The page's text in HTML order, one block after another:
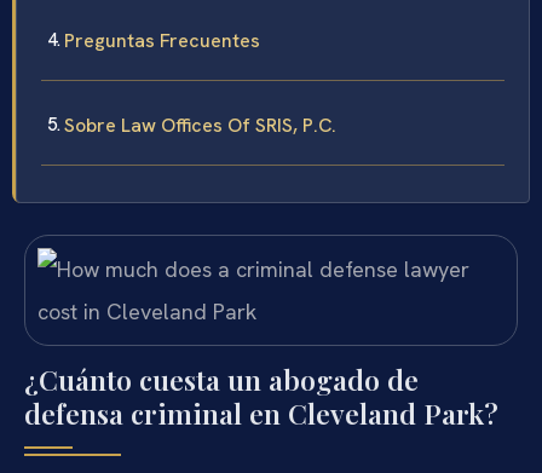
Preguntas Frecuentes
Sobre Law Offices Of SRIS, P.C.
¿Cuánto cuesta un abogado de
defensa criminal en Cleveland Park?